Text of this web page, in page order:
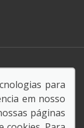
do Carmo
SP
para
em nosso
páginas